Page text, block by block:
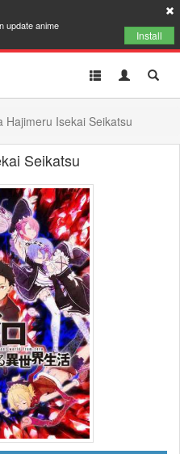
update anime
Install
Toggle
Toggle
Hajimeru Isekai Seikatsu
Seikatsu